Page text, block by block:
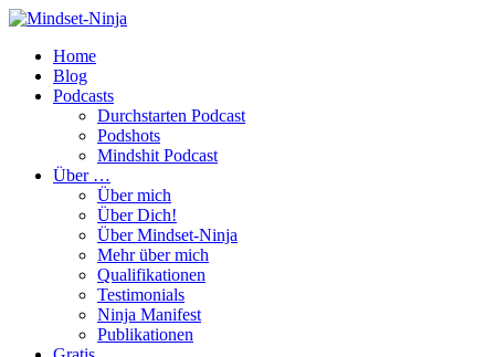
Home
Blog
Podcasts
Durchstarten Podcast
Podshots
Mindshit Podcast
Über …
Über mich
Über Dich!
Über Mindset-Ninja
Mehr über mich
Qualifikationen
Testimonials
Ninja Manifest
Publikationen